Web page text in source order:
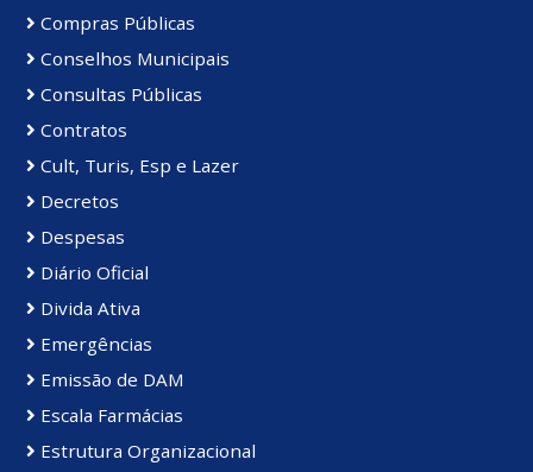
Compras Públicas
Conselhos Municipais
Consultas Públicas
Contratos
Cult, Turis, Esp e Lazer
Decretos
Despesas
Diário Oficial
Divida Ativa
Emergências
Emissão de DAM
Escala Farmácias
Estrutura Organizacional